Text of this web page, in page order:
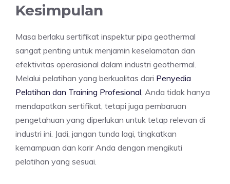
Kesimpulan
Masa berlaku sertifikat inspektur pipa geothermal
sangat penting untuk menjamin keselamatan dan
efektivitas operasional dalam industri geothermal.
Melalui pelatihan yang berkualitas dari Penyedia
Pelatihan dan Training Profesional, Anda tidak hanya
mendapatkan sertifikat, tetapi juga pembaruan
pengetahuan yang diperlukan untuk tetap relevan di
industri ini. Jadi, jangan tunda lagi, tingkatkan
kemampuan dan karir Anda dengan mengikuti
pelatihan yang sesuai.